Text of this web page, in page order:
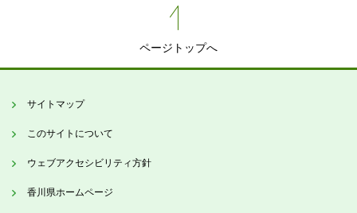
ページトップへ
サイトマップ
このサイトについて
ウェブアクセシビリティ方針
香川県ホームページ